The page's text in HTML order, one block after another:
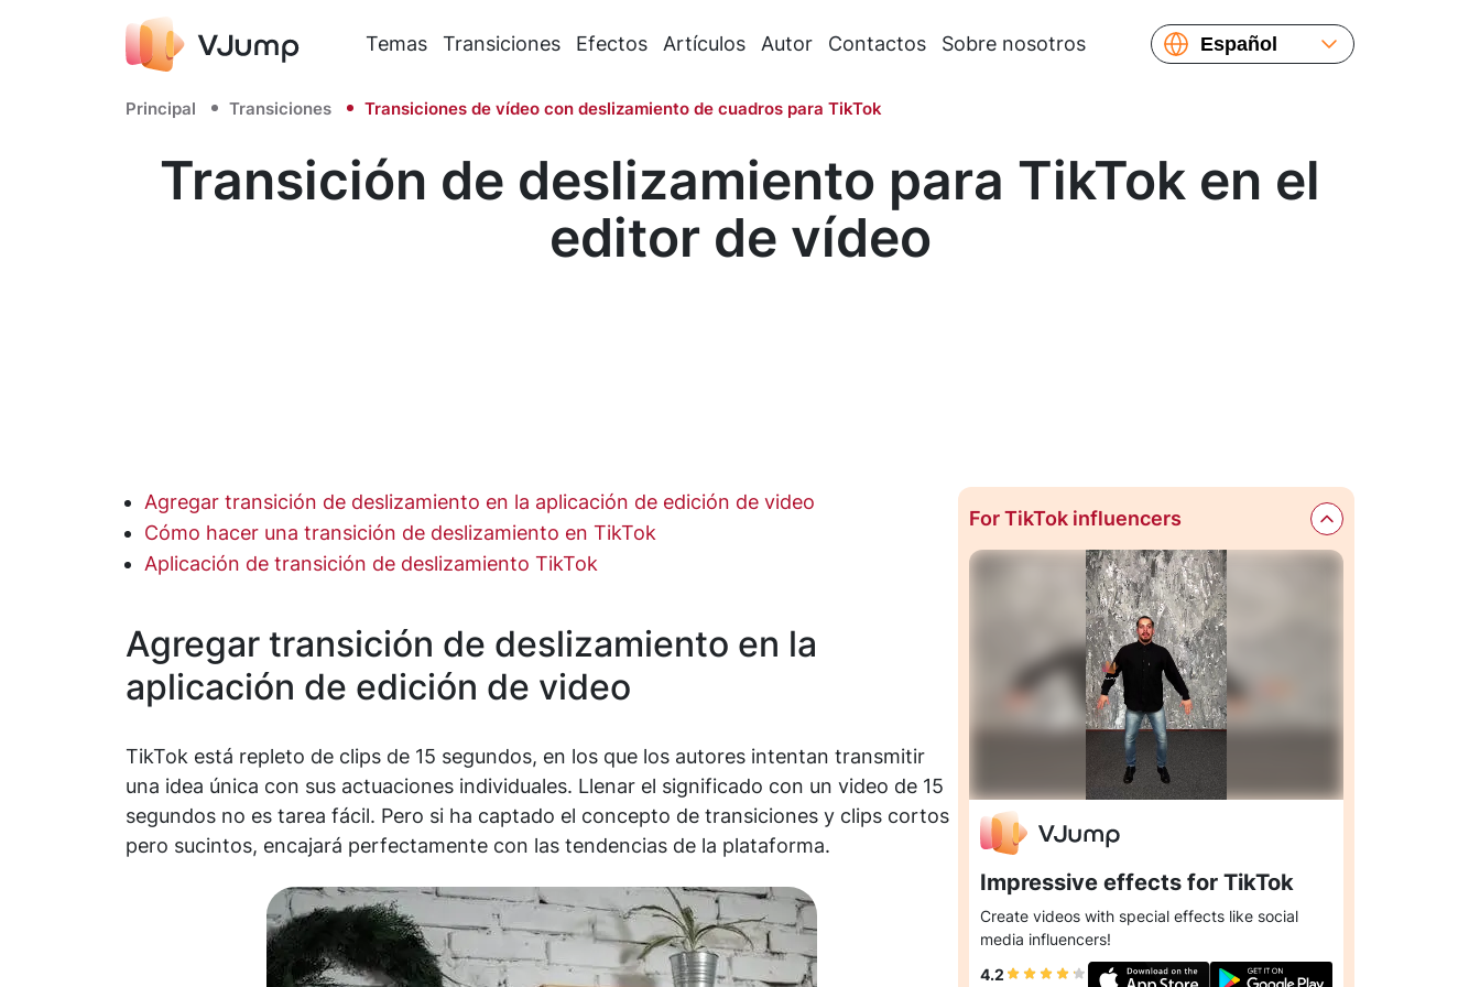
Temas Transiciones Efectos Artículos Autor Contactos Sobre nosotros
Español
Français
Principal Transiciones Transiciones de vídeo con deslizamiento de cuadros para TikTok
Transición de deslizamiento para TikTok en el
editor de vídeo
Agregar transición de deslizamiento en la aplicación de edición de video
Cómo hacer una transición de deslizamiento en TikTok
Aplicación de transición de deslizamiento TikTok
Agregar transición de deslizamiento en la
aplicación de edición de video
TikTok está repleto de clips de 15 segundos, en los que los autores intentan transmitir
una idea única con sus actuaciones individuales. Llenar el significado con un video de 15
segundos no es tarea fácil. Pero si ha captado el concepto de transiciones y clips cortos
pero sucintos, encajará perfectamente con las tendencias de la plataforma.
For TikTok influencers
Impressive effects for TikTok
Create videos with special effects like social
media influencers!
4.2